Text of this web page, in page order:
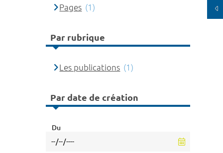
Pages (1)
Par rubrique
Les publications (1)
Par date de création
Du